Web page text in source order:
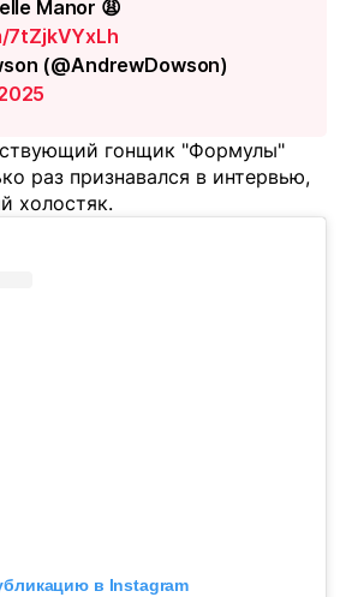
Manor 😩
7tZjkVYxLh
(@AndrewDowson)
гонщик "Формулы"
раз признавался в интервью,
холостяк.
в Instagram